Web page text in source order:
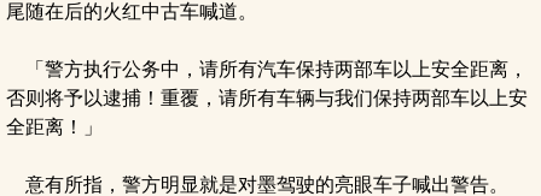
尾随在后的火红中古车喊道。
「警方执行公务中，请所有汽车保持两部车以上安全距离，
否则将予以逮捕！重覆，请所有车辆与我们保持两部车以上安
全距离！」
意有所指，警方明显就是对墨驾驶的亮眼车子喊出警告。